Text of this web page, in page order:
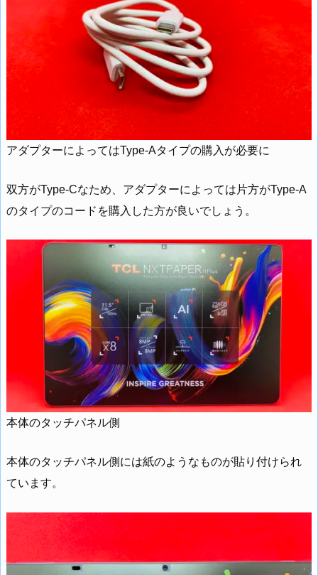
アダプターによってはType-Aタイプの購入が必要に
双方がType-Cなため、アダプターによっては片方がType-A
のタイプのコードを購入した方が良いでしょう。
本体のタッチパネル側
本体のタッチパネル側には紙のようなものが貼り付けられ
ています。